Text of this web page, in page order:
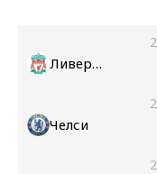
Ливерпуль
Челси